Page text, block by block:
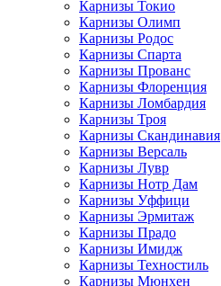
Карнизы Токио
Карнизы Олимп
Карнизы Родос
Карнизы Спарта
Карнизы Прованс
Карнизы Флоренция
Карнизы Ломбардия
Карнизы Троя
Карнизы Скандинавия
Карнизы Версаль
Карнизы Лувр
Карнизы Нотр Дам
Карнизы Уффици
Карнизы Эрмитаж
Карнизы Прадо
Карнизы Имидж
Карнизы Техностиль
Карнизы Мюнхен